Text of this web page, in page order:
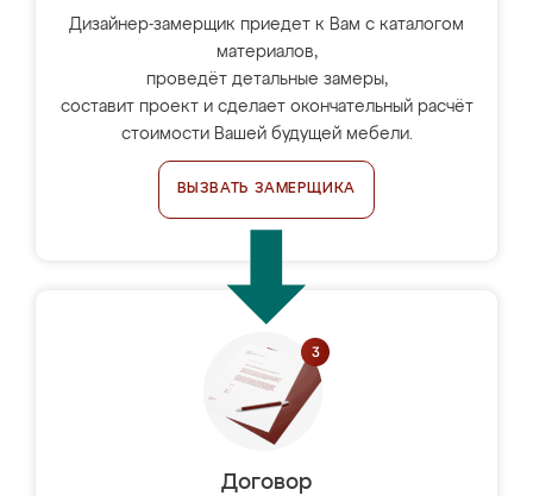
Дизайнер-замерщик приедет к Вам с каталогом
материалов,
проведёт детальные замеры,
составит проект и сделает окончательный расчёт
стоимости Вашей будущей мебели.
ВЫЗВАТЬ ЗАМЕРЩИКА
Договор